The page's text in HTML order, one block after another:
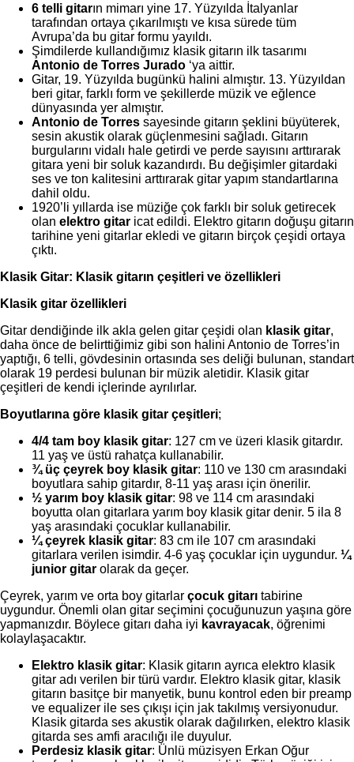
6 telli gitarın mimarı yine 17. Yüzyılda İtalyanlar
tarafından ortaya çıkarılmıştı ve kısa sürede tüm
Avrupa’da bu gitar formu yayıldı.
Şimdilerde kullandığımız klasik gitarın ilk tasarımı
Antonio de Torres Jurado ‘ya aittir.
Gitar, 19. Yüzyılda bugünkü halini almıştır. 13. Yüzyıldan
beri gitar, farklı form ve şekillerde müzik ve eğlence
dünyasında yer almıştır.
Antonio de Torres sayesinde gitarın şeklini büyüterek,
sesin akustik olarak güçlenmesini sağladı. Gitarın
burgularını vidalı hale getirdi ve perde sayısını arttırarak
gitara yeni bir soluk kazandırdı. Bu değişimler gitardaki
ses ve ton kalitesini arttırarak gitar yapım standartlarına
dahil oldu.
1920’li yıllarda ise müziğe çok farklı bir soluk getirecek
olan elektro gitar icat edildi. Elektro gitarın doğuşu gitarın
tarihine yeni gitarlar ekledi ve gitarın birçok çeşidi ortaya
çıktı.
Klasik Gitar: Klasik gitarın çeşitleri ve özellikleri
Klasik gitar özellikleri
Gitar dendiğinde ilk akla gelen gitar çeşidi olan klasik gitar,
daha önce de belirttiğimiz gibi son halini Antonio de Torres’in
yaptığı, 6 telli, gövdesinin ortasında ses deliği bulunan, standart
olarak 19 perdesi bulunan bir müzik aletidir. Klasik gitar
çeşitleri de kendi içlerinde ayrılırlar.
Boyutlarına göre klasik gitar çeşitleri;
4/4 tam boy klasik gitar: 127 cm ve üzeri klasik gitardır.
11 yaş ve üstü rahatça kullanabilir.
¾ üç çeyrek boy klasik gitar: 110 ve 130 cm arasındaki
boyutlara sahip gitardır, 8-11 yaş arası için önerilir.
½ yarım boy klasik gitar: 98 ve 114 cm arasındaki
boyutta olan gitarlara yarım boy klasik gitar denir. 5 ila 8
yaş arasındaki çocuklar kullanabilir.
¼ çeyrek klasik gitar: 83 cm ile 107 cm arasındaki
gitarlara verilen isimdir. 4-6 yaş çocuklar için uygundur. ¼
junior gitar olarak da geçer.
Çeyrek, yarım ve orta boy gitarlar çocuk gitarı tabirine
uygundur. Önemli olan gitar seçimini çocuğunuzun yaşına göre
yapmanızdır. Böylece gitarı daha iyi kavrayacak, öğrenimi
kolaylaşacaktır.
Elektro klasik gitar: Klasik gitarın ayrıca elektro klasik
gitar adı verilen bir türü vardır. Elektro klasik gitar, klasik
gitarın basitçe bir manyetik, bunu kontrol eden bir preamp
ve equalizer ile ses çıkışı için jak takılmış versiyonudur.
Klasik gitarda ses akustik olarak dağılırken, elektro klasik
gitarda ses amfi aracılığı ile duyulur.
Perdesiz klasik gitar: Ünlü müzisyen Erkan Oğur